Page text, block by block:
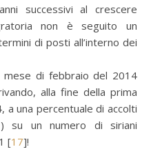
successivi al crescere
non è seguito un
di posti all’interno dei
di febbraio del 2014
alla fine della prima
a una percentuale di accolti
su un numero di siriani
[17]!